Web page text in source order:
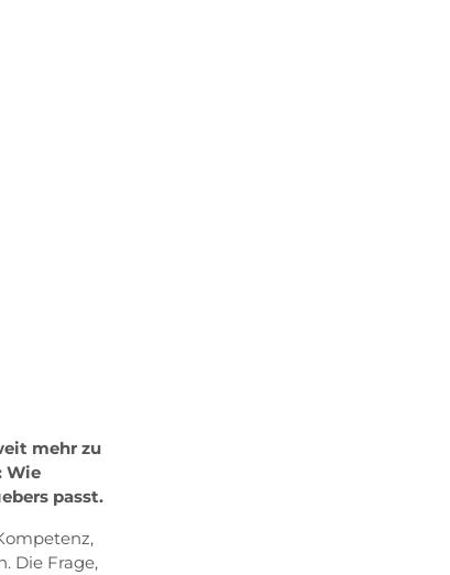
mehr zu
Wie
passt.
Die Frage,